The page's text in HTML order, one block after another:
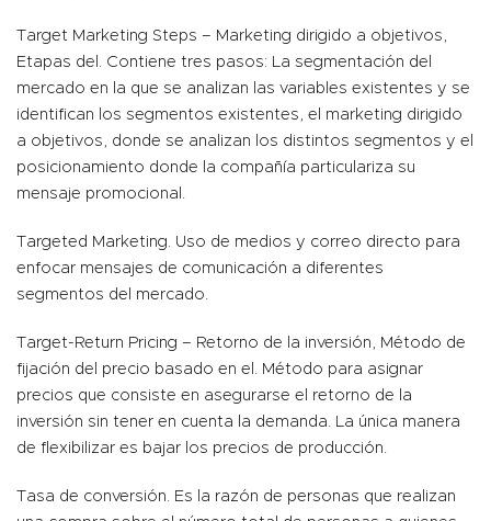
Target Marketing Steps – Marketing dirigido a objetivos,
Etapas del. Contiene tres pasos: La segmentación del
mercado en la que se analizan las variables existentes y se
identifican los segmentos existentes, el marketing dirigido
a objetivos, donde se analizan los distintos segmentos y el
posicionamiento donde la compañía particulariza su
mensaje promocional.
Targeted Marketing. Uso de medios y correo directo para
enfocar mensajes de comunicación a diferentes
segmentos del mercado.
Target-Return Pricing – Retorno de la inversión, Método de
fijación del precio basado en el. Método para asignar
precios que consiste en asegurarse el retorno de la
inversión sin tener en cuenta la demanda. La única manera
de flexibilizar es bajar los precios de producción.
Tasa de conversión. Es la razón de personas que realizan